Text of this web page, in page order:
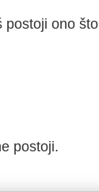
postoji ono što
postoji.